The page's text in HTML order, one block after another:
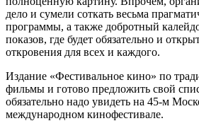
дело и сумели соткать весьма
программы, а также добротный
показов, где будет обязательно и
откровения для всех и каждого.
Издание «Фестивальное кино» по
фильмы и готово предложить свой
обязательно надо увидеть на 45-м
международном кинофестивале.